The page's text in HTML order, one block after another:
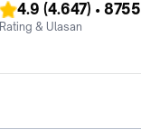
4.9 (4.647) • 8755
Rating & Ulasan